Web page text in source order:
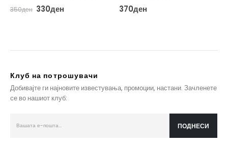
350ден Original
price
330денCurrent 370ден
Клуб на потрошувачи
Добивајте ги најновите известувања, промоции, настани. Зачленете
се во нашиот клуб: